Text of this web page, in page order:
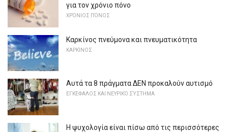
για τον χρόνιο πόνο
ΧΡΌΝΙΟΣ ΠΌΝΟΣ
Καρκίνος πνεύμονα και πνευματικότητα
ΚΑΡΚΊΝΟΣ
Αυτά τα 8 πράγματα ΔΕΝ προκαλούν αυτισμό
ΕΓΚΈΦΑΛΟΣ ΚΑΙ ΝΕΥΡΙΚΌ ΣΎΣΤΗΜΑ
Η ψυχολογία είναι πίσω από τις περισσότερες